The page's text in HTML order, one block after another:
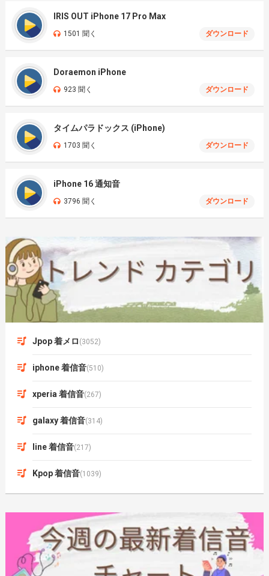
IRIS OUT iPhone 17 Pro Max
1501 聞く ダウンロード
Doraemon iPhone
923 聞く ダウンロード
タイムパラドックス (iPhone)
1703 聞く ダウンロード
iPhone 16 通知音
3796 聞く ダウンロード
Jpop 着メロ (3052)
iphone 着信音(510)
xperia 着信音(267)
galaxy 着信音(314)
line 着信音(217)
Kpop 着信音(1039)